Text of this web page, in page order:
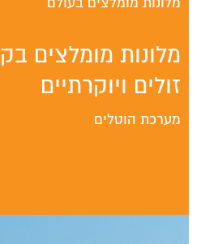
מלונות מומלצים בעולם
מלונות מומלצים
זולים ויוקרתיים
מערכת הוטלים